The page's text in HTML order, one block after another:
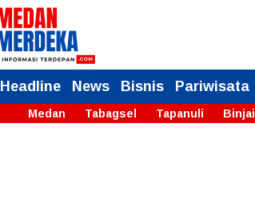
Headline News Bisnis Pariwisata
Medan Tabagsel Tapanuli Binjai